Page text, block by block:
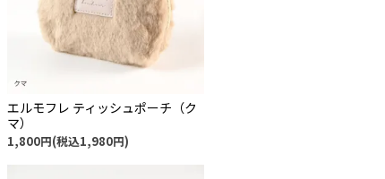
エルモフレ ティッシュポーチ（ク
マ）
1,800円(税込1,980円)